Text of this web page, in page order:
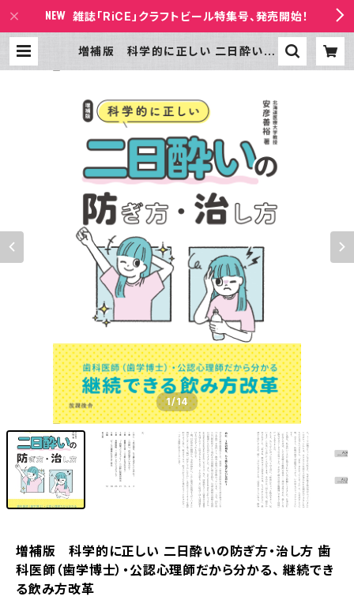
雑誌「RiCE」クラフトビール特集号、発売開始！
増補版 科学的に正しい 二日酔いの
ASE店
1/14
増補版 科学的に正しい 二日酔いの防ぎ方・治し方 歯
科医師（歯学博士）・公認心理師だから分かる、 継続でき
る飲み方改革